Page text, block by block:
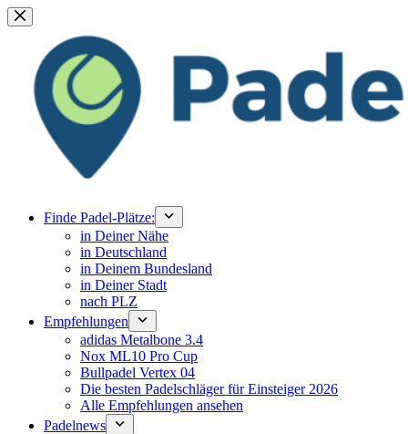
Zum
Inhalt
springen
Finde Padel-Plätze:
in Deiner Nähe
in Deutschland
in Deinem Bundesland
in Deiner Stadt
nach PLZ
Empfehlungen
adidas Metalbone 3.4
Nox ML10 Pro Cup
Bullpadel Vertex 04
Die besten Padelschläger für Einsteiger 2026
Alle Empfehlungen ansehen
Padelnews